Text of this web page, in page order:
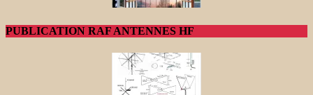
PUBLICATION RAF ANTENNES HF